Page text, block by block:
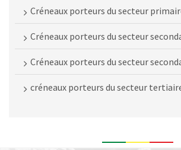
Créneaux porteurs du secteur
Créneaux porteurs du secteur
Créneaux porteurs du secteur
créneaux porteurs du secteur